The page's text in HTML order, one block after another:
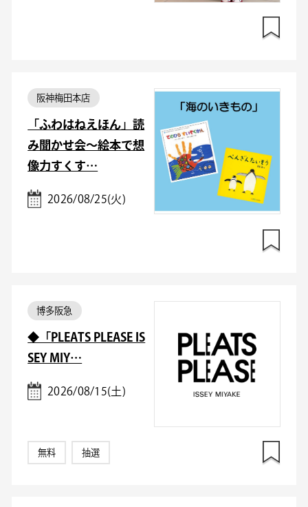
阪神梅田本店
「ふわはねえほん」読
み聞かせ会～絵本で想
像力すくす…
2026/08/25(火)
博多阪急
◆「PLEATS PLEASE IS
SEY MIY…
2026/08/15(土)
無料 抽選